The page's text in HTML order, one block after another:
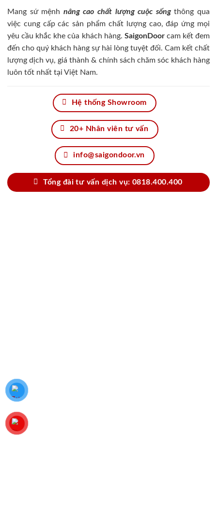
Mang sứ mệnh nâng cao chất lượng cuộc sốngthông qua
việc cung cấp các sản phẩm chất lượng cao, đáp ứng mọi
yêu cầu khắc khe của khách hàng. SaigonDoorcam kết đem
đến cho quý khách hàng sự hài lòng tuyệt đối. Cam kết chất
lượng dịch vụ, giá thành & chính sách chăm sóc khách hàng
luôn tốt nhất tại Việt Nam.
Hệ thống Showroom
20+ Nhân viên tư vấn
info@saigondoor.vn
Tổng đài tư vấn dịch vụ: 0818.400.400